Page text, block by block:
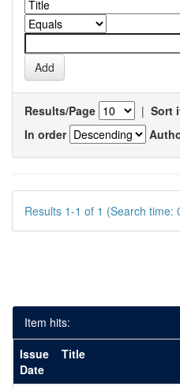
Results/Page | Sort
In order
Results 1-1 of 1 (Search time:
Item hits:
Issue
Date
Title